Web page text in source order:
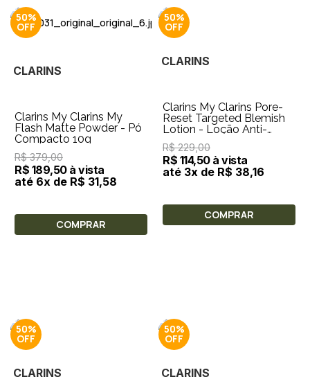
50%
CLARINS
Clarins My Clarins My
Flash Matte Powder - Pó
Compacto 10g
R$ 379,00
R$ 189,50 à vista
até 6x de R$ 31,58
COMPRAR
50%
CLARINS
Clarins My Clarins Pore-
Reset Targeted Blemish
Lotion - Loção Anti-
Imperfeições 13ml
R$ 229,00
R$ 114,50 à vista
até 3x de R$ 38,16
COMPRAR
50%
CLARINS
50%
CLARINS